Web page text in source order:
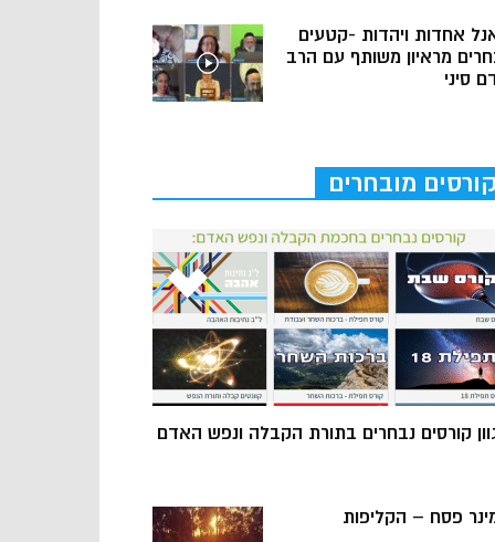
אחדות ויהדות -קטעים
מראיון משותף עם הרב
סיני
קורסים מובחרים
קורסים נבחרים בתורת הקבלה ונפש האדם
פסח – הקליפות